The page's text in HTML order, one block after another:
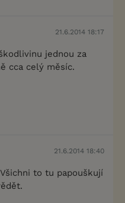
21.6.2014 18:17
jednou za
cca celý měsíc.
21.6.2014 18:40
to tu papouškují